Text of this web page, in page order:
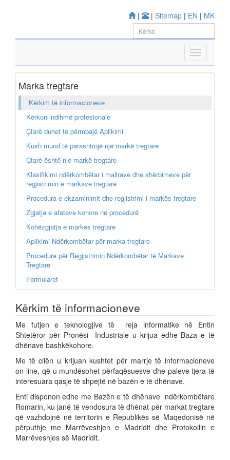
| | Sitemap | EN | MK
Marka tregtare
Kërkim të informacioneve
Kërkoni ndihmë profesionale
Çfarë duhet të përmbajë Aplikimi
Kush mund të parashtrojë një markë tregtare
Çfarë është një markë tregtare
Klasifikimi ndërkombëtar i mallrave dhe shërbimeve për
regjistrimin e markave tregtare
Procedura e ekzaminimit dhe regjistrimi i markës tregtare
Zgjatja e afateve kohore në procedurë
Kohëzgjatja e markës tregtare
Aplikimi Ndërkombëtar për marka tregtare
Procedura për Regjistrimin Ndërkombëtar të Markave
Tregtare
Formularet
Kërkim të informacioneve
Me futjen e teknologjive të reja informatike në Entin
Shtetëror për Pronësi Industriale u krijua edhe Baza e të
dhënave bashkëkohore.
Me të cilën u krijuan kushtet për marrje të informacioneve
on-line, që u mundësohet përfaqësuesve dhe paleve tjera të
interesuara qasje të shpejtë në bazën e të dhënave.
Enti disponon edhe me Bazën e të dhënave ndërkombëtare
Romarin, ku janë të vendosura të dhënat për markat tregtare
që vazhdojnë në territorin e Republikës së Maqedonisë në
përputhje me Marrëveshjen e Madridit dhe Protokollin e
Marrëveshjes së Madridit.